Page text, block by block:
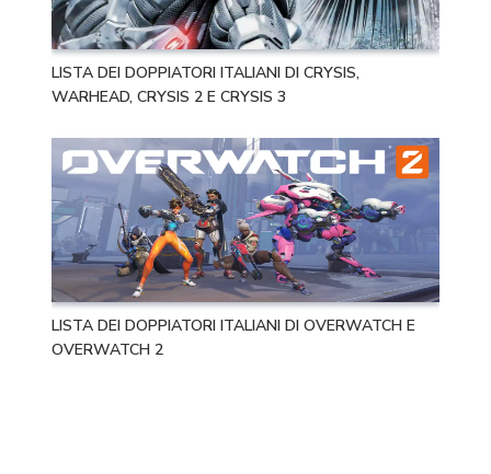
LISTA DEI DOPPIATORI ITALIANI DI CRYSIS,
WARHEAD, CRYSIS 2 E CRYSIS 3
LISTA DEI DOPPIATORI ITALIANI DI OVERWATCH E
OVERWATCH 2